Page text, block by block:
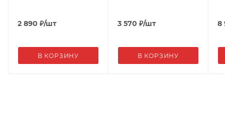
2 890 ₽/шт
В КОРЗИНУ
3 570 ₽/шт
В КОРЗИНУ
8